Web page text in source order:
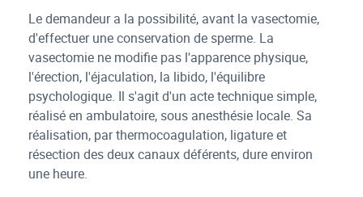
Le demandeur a la possibilité, avant la vasectomie,
d'effectuer une conservation de sperme. La
vasectomie ne modifie pas l'apparence physique,
l'érection, l'éjaculation, la libido, l'équilibre
psychologique. Il s'agit d'un acte technique simple,
réalisé en ambulatoire, sous anesthésie locale. Sa
réalisation, par thermocoagulation, ligature et
résection des deux canaux déférents, dure environ
une heure.